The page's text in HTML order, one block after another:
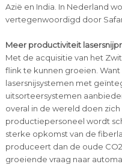
Azië en India. In Nederland
vertegenwoordigd door
Meer productiviteit
Met de acquisitie van het
flink te kunnen groeien.
lasersnijsystemen met
uitsorteersystemen
overal in de wereld doen
productiepersoneel wordt
sterke opkomst van de
produceert dan de oude
groeiende vraag naar